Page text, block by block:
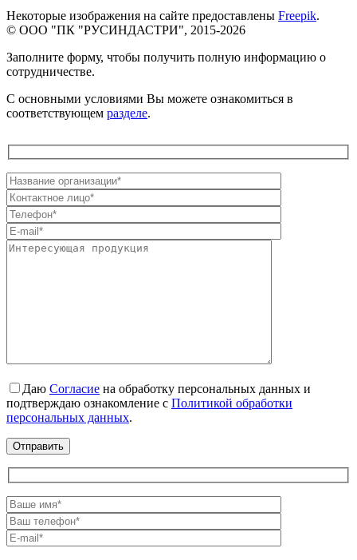
Некоторые изображения на сайте предоставлены Freepik.
© ООО "ПК "РУСИНДАСТРИ", 2015-2026
Заполните форму, чтобы получить полную информацию о
сотрудничестве.
С основными условиями Вы можете ознакомиться в
соответствующем разделе.
Даю Согласие на обработку персональных данных и
подтверждаю ознакомление с Политикой обработки
персональных данных.